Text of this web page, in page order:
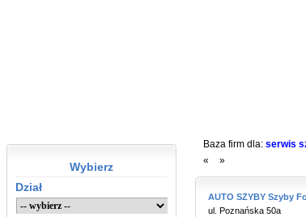
Wybierz
Dział
Baza firm dla: serwis
«
»
AUTO SZYBY Szyby
ul. Poznańska 50a